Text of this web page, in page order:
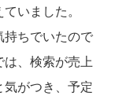
いました。
持ちでいたので
、検索が売上
がつき、予定